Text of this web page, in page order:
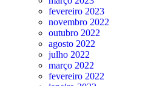
fevereiro 2023
novembro 2022
outubro 2022
agosto 2022
julho 2022
março 2022
fevereiro 2022